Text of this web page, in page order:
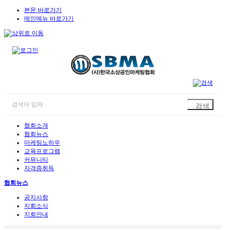
본문 바로가기
메인메뉴 바로가기
협회소개
협회뉴스
마케팅노하우
교육프로그램
커뮤니티
자격증취득
협회뉴스
공지사항
지회소식
지회안내